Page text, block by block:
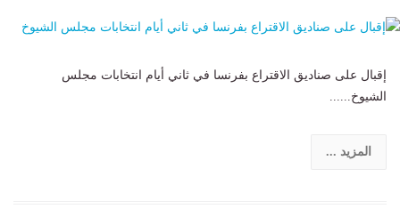
إقبال على صناديق الاقتراع بفرنسا في ثاني أيام انتخابات مجلس
الشيوخ......
المزيد ...